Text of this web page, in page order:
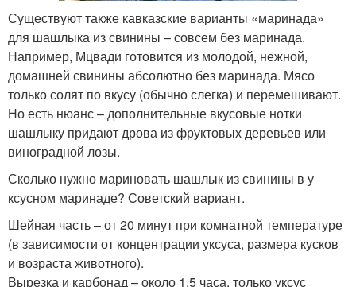
Существуют также кавказские варианты «маринада»
для шашлыка из свинины – совсем без маринада.
Например, Мцвади готовится из молодой, нежной,
домашней свинины абсолютно без маринада. Мясо
только солят по вкусу (обычно слегка) и перемешивают.
Но есть нюанс – дополнительные вкусовые нотки
шашлыку придают дрова из фруктовых деревьев или
виноградной лозы.
Сколько нужно мариновать шашлык из свинины в у
ксусном маринаде? Советский вариант.
Шейная часть – от 20 минут при комнатной температуре
(в зависимости от концентрации уксуса, размера кусков
и возраста животного).
Вырезка и карбонад – около 1,5 часа, только уксус